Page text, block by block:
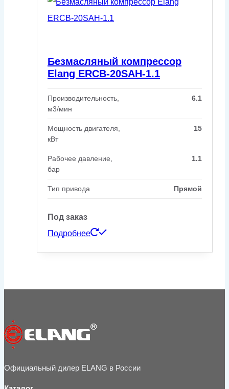
Безмасляный компрессор
Elang ERCB-20SAH-1.1
Производительность,
м3/мин
6.1
Мощность двигателя,
кВт
15
Рабочее давление,
бар
1.1
Тип привода Прямой
Под заказ
Подробнее
Официальный дилер ELANG в России